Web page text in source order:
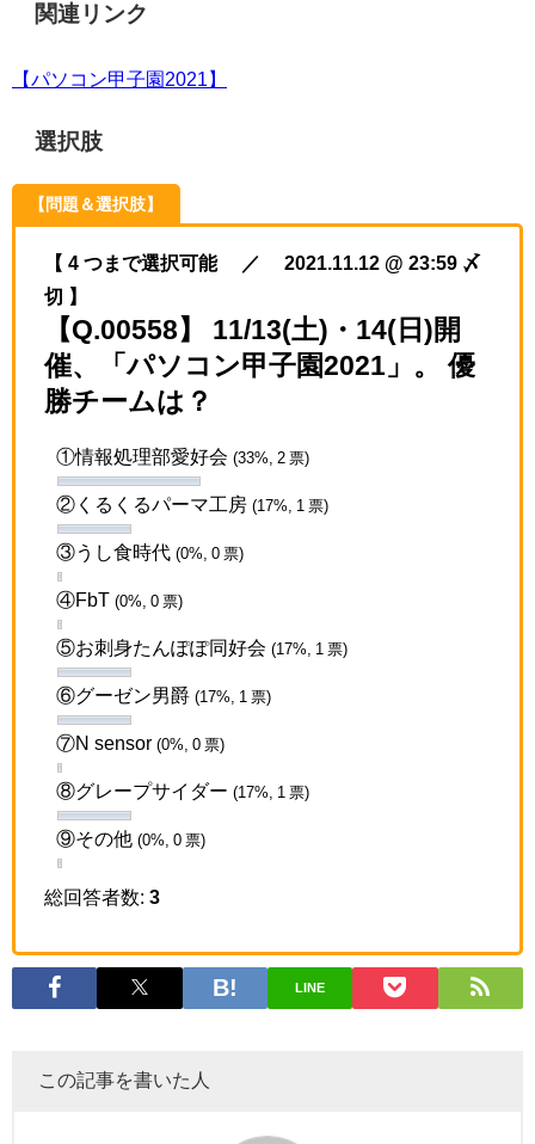
関連リンク
【パソコン甲子園2021】
選択肢
【問題＆選択肢】
【 4 つまで選択可能 ／ 2021.11.12 @ 23:59 〆
切 】
【Q.00558】 11/13(土)・14(日)開
催、「パソコン甲子園2021」。 優
勝チームは？
①情報処理部愛好会 (33%, 2 票)
②くるくるパーマ工房 (17%, 1 票)
③うし食時代 (0%, 0 票)
④FbT (0%, 0 票)
⑤お刺身たんぽぽ同好会 (17%, 1 票)
⑥グーゼン男爵 (17%, 1 票)
⑦N sensor (0%, 0 票)
⑧グレープサイダー (17%, 1 票)
⑨その他 (0%, 0 票)
総回答者数: 3
LINE
この記事を書いた人